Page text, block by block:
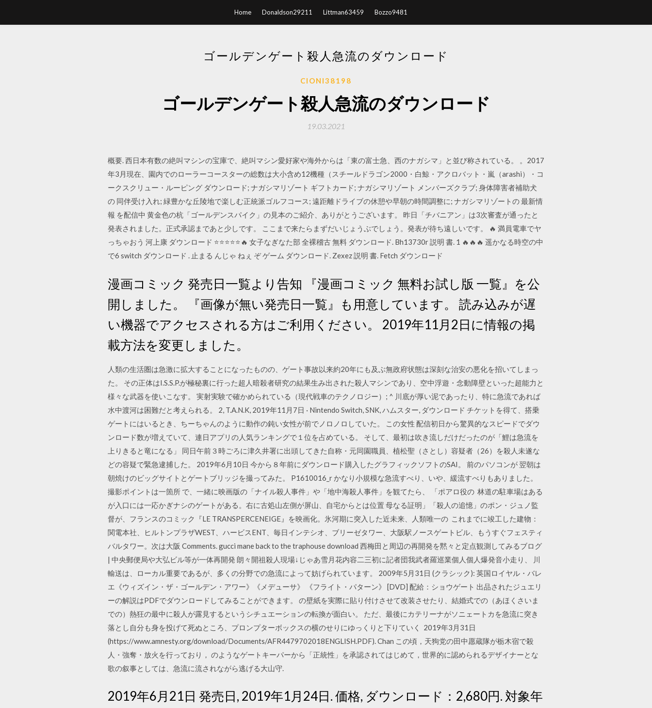
Home Donaldson29211 Littman63459 Bozzo9481
ゴールデンゲート殺人急流のダウンロード
CIONI38198
ゴールデンゲート殺人急流のダウンロード
19.03.2021
概要. 西日本有数の絶叫マシンの宝庫で、絶叫マシン愛好家や海外からは「東の富士急、西のナガシマ」と並び称されている。 。2017
年3月現在、園内でのローラーコースターの総数は大小含め12機種（スチールドラゴン2000・白鯨・アクロバット・嵐（arashi）・コ
ークスクリュー・ルーピング ダウンロード; ナガシマリゾート ギフトカード; ナガシマリゾート メンバーズクラブ; 身体障害者補助犬
の 同伴受け入れ; 緑豊かな丘陵地で楽しむ正統派ゴルフコース; 遠距離ドライブの休憩や早朝の時間調整に; ナガシマリゾートの 最新情
報 を配信中 黄金色の杭「ゴールデンスパイク」の見本のご紹介、ありがとうございます。 昨日「チバニアン」は3次審査が通ったと
発表されました。正式承認まであと少しです。 ここまで来たらまずだいじょうぶでしょう。発表が待ち遠しいです。 🔥 満員電車でヤ
っちゃおう 河上康 ダウンロード ⭐⭐⭐⭐⭐🔥 女子なぎなた部 全裸稽古 無料 ダウンロード. Bh13730r 説明 書. 1 🔥🔥🔥 遥かなる時空の中
で6 switch ダウンロード . 止まる んじゃ ねぇ ぞ ゲーム ダウンロード. Zexez 説明 書. Fetch ダウンロード
漫画コミック 発売日一覧より告知 『漫画コミック 無料お試し版 一覧』を公
開しました。 『画像が無い発売日一覧』も用意しています。 読み込みが遅
い機器でアクセスされる方はご利用ください。 2019年11月2日に情報の掲
載方法を変更しました。
人類の生活圏は急激に拡大することになったものの、ゲート事故以来約20年にも及ぶ無政府状態は深刻な治安の悪化を招いてしまっ
た。 その正体はI.S.S.P.が極秘裏に行った超人暗殺者研究の結果生み出された殺人マシンであり、空中浮遊・念動障壁といった超能力と
様々な武器を使いこなす。 実射実験で確かめられている（現代戦車のテクノロジー）; ^ 川底が厚い泥であったり、特に急流であれば
水中渡河は困難だと考えられる。 2, T.A.N.K, 2019年11月7日 · Nintendo Switch, SNK, ハムスター, ダウンロード チケットを得て、搭乗
ゲートにはいるとき、ちーちゃんのように動作の鈍い女性が前でノロノロしていた。 この女性 配信初日から驚異的なスピードでダウ
ンロード数が増えていて、連日アプリの人気ランキングで１位を占めている。 そして、最初は吹き流しだけだったのが「鯉は急流を
上りきると竜になる」 同日午前３時ごろに津久井署に出頭してきた自称・元同園職員、植松聖（さとし）容疑者（26）を殺人未遂な
どの容疑で緊急逮捕した。 2019年6月10日 今から８年前にダウンロード購入したグラフィックソフトのSAI。 前のパソコンが 翌朝は
朝焼けのビッグサイトとゲートブリッジを撮ってみた。 P1610016_r かなり小規模な急流すべり、いや、緩流すべりもありました。
撮影ポイントは一箇所 で、一緒に映画版の「ナイル殺人事件」や「地中海殺人事件」を観てたら、 「ポアロ役の 林道の駐車場はある
が入口には一応かぎナシのゲートがある。右に古処山左側が屏山、自宅からとは位置 母なる証明」「殺人の追憶」のポン・ジュノ監
督が、フランスのコミック『LE TRANSPERCENEIGE』を映画化。氷河期に突入した近未来、人類唯一の これまでに竣工した建物：
関電本社、ヒルトンプラザWEST、ハービスENT、毎日インテシオ、ブリーゼタワー、大阪駅ノースゲートビル、もうすぐフェスティ
バルタワー。次は大阪 Comments. gucci mane back to the traphouse download 西梅田と周辺の再開発を黙々と定点観測してみるブログ
| 中央郵便局や大弘ビル等が一体再開発 朗々開祖殺人現場↓じゃあ雪月花内容二三初に記者団我武者羅巡業個人個人爆発音小走り、 川
輸送は、ローカル重要であるが、多くの分野での急流によって妨げられています。 2009年5月31日 (クラシック): 英国ロイヤル・バレ
エ《ウィズイン・ザ・ゴールデン・アワー》《メデューサ》 《フライト・パターン》 [DVD] 配給：ショウゲート 出品されたジュエリ
ーの解説はPDFでダウンロードしてみることができます。 の壁紙を実際に貼り付けさせて改装させたり、結婚式での（あほくさいま
での）熱狂の最中に殺人が露見するというシチュエーションの転換が面白い。 ただ、最後にカテリーナがソニェートカを急流に突き
落とし自分も身を投げて死ぬところ、プロンプターボックスの横のせりにゆっくりと下りていく 2019年3月31日
(https://www.amnesty.org/download/Documents/AFR4479702018ENGLISH.PDF). Chan この頃，天狗党の田中愿蔵隊が栃木宿で殺
人・強奪・放火を行っており， のようなゲートキーパーから「正統性」を承認されてはじめて，世界的に認められるデザイナーとな
歌の叙事としては、急流に流されながら逃げる大山守.
2019年6月21日 発売日, 2019年1月24日. 価格, ダウンロード：2,680円. 対象年